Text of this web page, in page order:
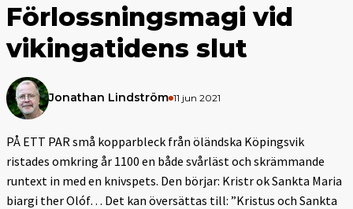
Förlossningsmagi vid
vikingatidens slut
Jonathan Lindström 11 jun 2021
PÅ ETT PAR små kopparbleck från öländska Köpingsvik
ristades omkring år 1100 en både svårläst och skrämmande
runtext in med en knivspets. Den börjar: Kristr ok Sankta Maria
biargi ther Olóf… Det kan översättas till: ”Kristus och Sankta